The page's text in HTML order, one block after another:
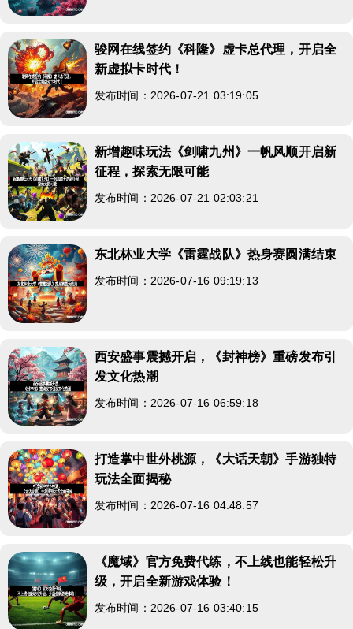
骏网在线签约《科隆》虚卡总代理，开启全
新虚拟卡时代！
发布时间：2026-07-21 03:19:05
新增趣味玩法《剑啸九州》一帆风顺开启新
征程，探索无限可能
发布时间：2026-07-21 02:03:21
东北林业大学《雷霆战队》热身赛圆满结束
发布时间：2026-07-16 09:19:13
西安盛事震撼开启，《封神榜》重磅发布引
发文化热潮
发布时间：2026-07-16 06:59:18
打造掌中世外桃源，《大话天朝》手游独特
玩法全面揭秘
发布时间：2026-07-16 04:48:57
《魔域》官方免费代练，不上线也能轻松升
级，开启全新游戏体验！
发布时间：2026-07-16 03:40:15